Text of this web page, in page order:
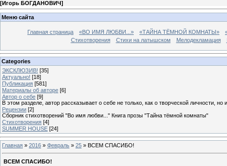
[Игорь БОГДАНОВИЧ]
Меню сайта
Главная страница «ВО ИМЯ ЛЮБВИ...» «ТАЙНА ТЁМНОЙ КОМНАТЫ»
Стихотворения
Стихи на латышском Мелодекламация
Categories
ЭКСКЛЮЗИВ! [35]
Актуально! [18]
Публикация [581]
Материалы об авторе [6]
Автор о себе [9]
В этом разделе, автор рассказывает о себе не только, как о творческой личности,
Рецензии [2]
Сборник стихотворений "Во имя любви..." Книга прозы "Тайна тёмной комнаты"
Стихотворения [4]
SUMMER HOUSE [24]
Главная » 2016 » Февраль » 25 » ВСЕМ СПАСИБО!
ВСЕМ СПАСИБО!